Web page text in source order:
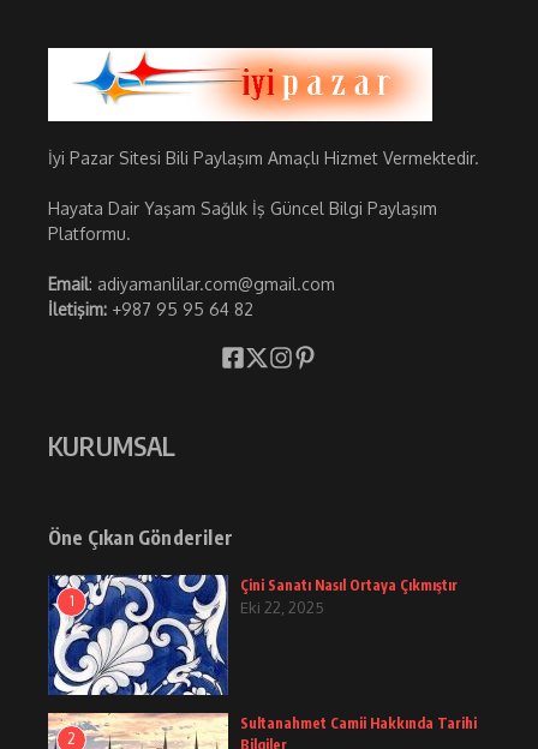
İyi Pazar Sitesi Bili Paylaşım Amaçlı Hizmet Vermektedir.
Hayata Dair Yaşam Sağlık İş Güncel Bilgi Paylaşım
Platformu.
Email: adiyamanlilar.com@gmail.com
İletişim: +987 95 95 64 82
KURUMSAL
Öne Çıkan Gönderiler
1
Çini Sanatı Nasıl Ortaya Çıkmıştır
Eki 22, 2025
2
Sultanahmet Camii Hakkında Tarihi
Bilgiler